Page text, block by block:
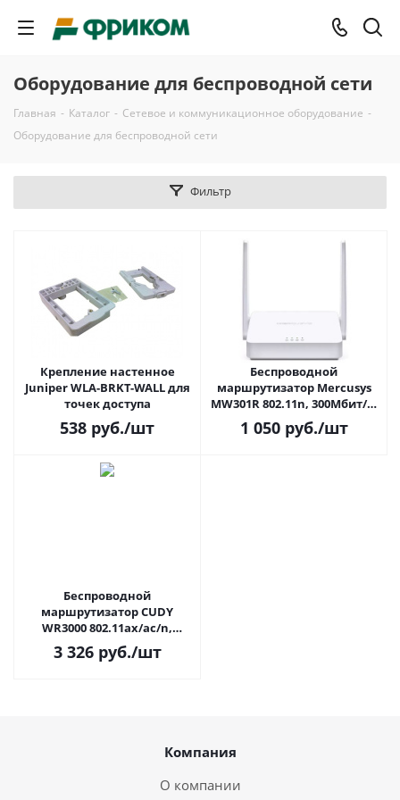
Оборудование для беспроводной сети
Главная - Каталог - Сетевое и коммуникационное оборудование -
Оборудование для беспроводной сети
Фильтр
Крепление настенное
Juniper WLA-BRKT-WALL для
точек доступа
538 руб./шт
Беспроводной
маршрутизатор Mercusys
MW301R 802.11n, 300Мбит/с,
2xLAN, 1xWAN
1 050руб./шт
Беспроводной
маршрутизатор CUDY
WR3000 802.11ax/ac/n,
2402+574Мбит/с, 3xGigaLAN,
1xGigaWAN
3 326руб./шт
Компания
О компании